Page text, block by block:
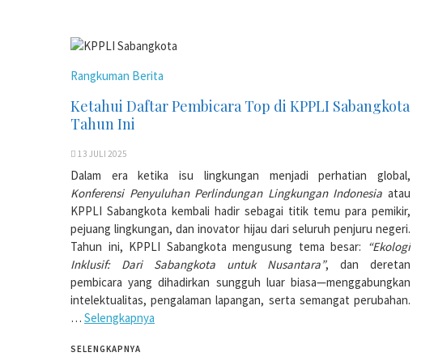
Rangkuman Berita
Ketahui Daftar Pembicara Top di KPPLI Sabangkota
Tahun Ini
13 JULI 2025
Dalam era ketika isu lingkungan menjadi perhatian global,
Konferensi Penyuluhan Perlindungan Lingkungan Indonesia atau
KPPLI Sabangkota kembali hadir sebagai titik temu para pemikir,
pejuang lingkungan, dan inovator hijau dari seluruh penjuru negeri.
Tahun ini, KPPLI Sabangkota mengusung tema besar: “Ekologi
Inklusif: Dari Sabangkota untuk Nusantara”, dan deretan
pembicara yang dihadirkan sungguh luar biasa—menggabungkan
intelektualitas, pengalaman lapangan, serta semangat perubahan.
… Selengkapnya
SELENGKAPNYA